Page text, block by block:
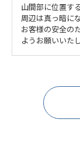
山間部に位置す
周辺は真っ暗に
お客様の安全の
ようお願いいたし